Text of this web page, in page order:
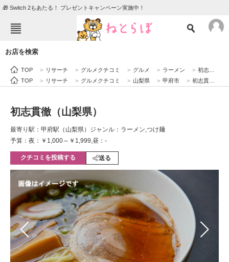
🎁 Switch 2もあたる！ プレゼントキャンペーン実施中！
エンタメ クイズ
住まい
動物
会員記事
メディア
注目記事を集めた総合ページ
ITの今と未来を見通す
スマホと通信の最新トレンド
お店を検索
TOP > リサーチ > グルメクチコミ > グルメ > ラーメン > 初志貫徹（山梨県）
TOP
> リサーチ > グルメクチコミ > 山梨県 > 甲府市 > 初志貫徹（山梨県）
初志貫徹（山梨県）
最寄り駅：甲府駅（山梨県） ジャンル：ラーメン,つけ麺
予算：夜：￥1,000～￥1,999,昼：-
クチコミを投稿する 送る